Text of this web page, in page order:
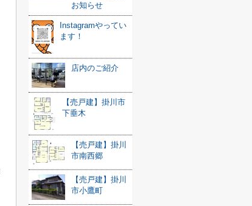
お知らせ
Instagramやってい
ます！
店内のご紹介
【売戸建】掛川市
下垂木
【売戸建】掛川
市南西郷
【売戸建】掛川
市小鷹町